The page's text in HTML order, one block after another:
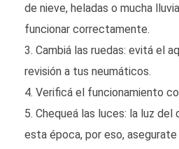
de nieve, heladas o mucha
funcionar correctamente.
Cambiá las ruedas: evitá el
revisión a tus neumáticos.
Verificá el funcionamiento
Chequeá las luces: la luz del
esta época, por eso,